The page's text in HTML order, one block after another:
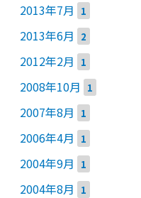
2013年7月 1
2013年6月 2
2012年2月 1
2008年10月 1
2007年8月 1
2006年4月 1
2004年9月 1
2004年8月 1